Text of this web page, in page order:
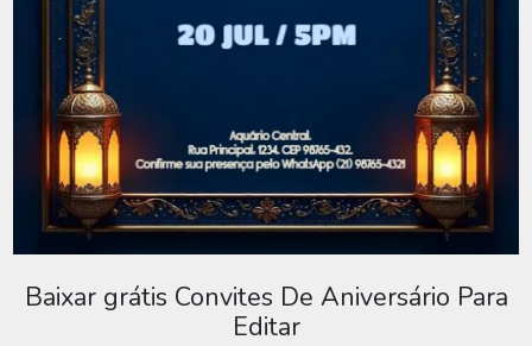
Baixar grátis Convites De Aniversário Para
Editar